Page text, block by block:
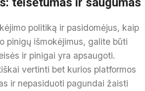
politiką ir pasidomėjus, kaip
pinigų išmokėjimus, galite būti
ir pinigai yra apsaugoti.
vertinti bet kurios platformos
ir nepasiduoti pagundai žaisti